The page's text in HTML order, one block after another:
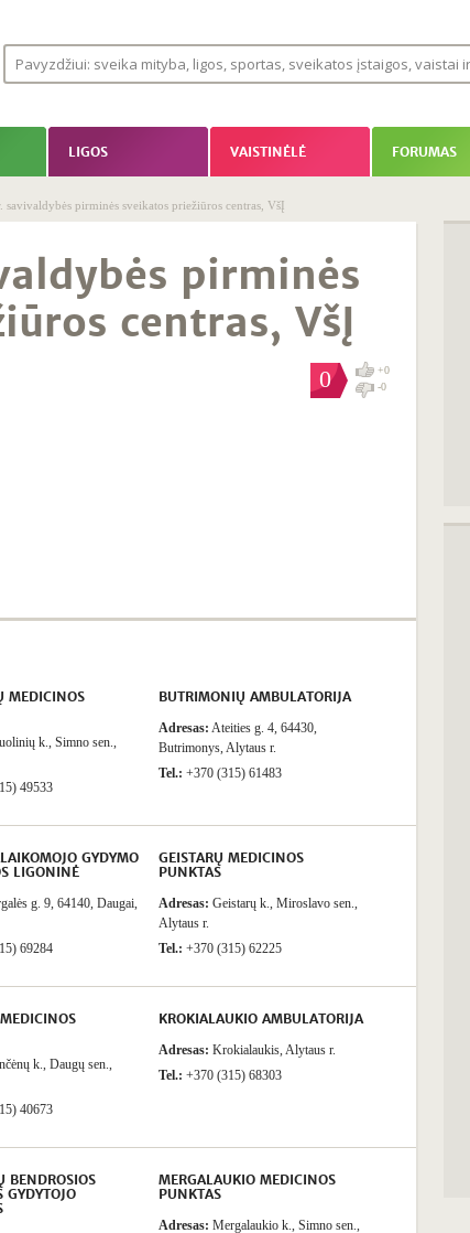
LIGOS VAISTINĖLĖ FORUMAS
savivaldybės pirminės sveikatos priežiūros centras, VšĮ
pirminės
centras, VšĮ
0
+0
-0
MEDICINOS
k., Simno sen.,
49533
BUTRIMONIŲ AMBULATORIJA
Adresas: Ateities g. 4, 64430,
Butrimonys, Alytaus r.
Tel.: +370 (315) 61483
GYDYMO
LIGONINĖ
g. 9, 64140, Daugai,
69284
GEISTARŲ MEDICINOS
PUNKTAS
Adresas: Geistarų k., Miroslavo sen.,
Alytaus r.
Tel.: +370 (315) 62225
k., Daugų sen.,
40673
KROKIALAUKIO AMBULATORIJA
Adresas: Krokialaukis, Alytaus r.
Tel.: +370 (315) 68303
BENDROSIOS
GYDYTOJO
MERGALAUKIO MEDICINOS
PUNKTAS
Adresas: Mergalaukio k., Simno sen.,